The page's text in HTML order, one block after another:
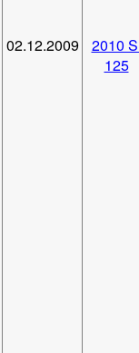
02.12.2009
2010
125